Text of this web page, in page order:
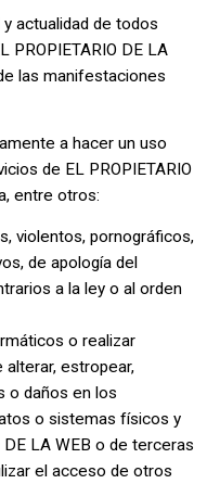
actualidad de todos
PROPIETARIO DE LA
las manifestaciones
a hacer un uso
de EL PROPIETARIO
entre otros:
violentos, pornográficos,
de apología del
a la ley o al orden
o realizar
estropear,
o daños en los
o sistemas físicos y
DE LA WEB o de terceras
el acceso de otros